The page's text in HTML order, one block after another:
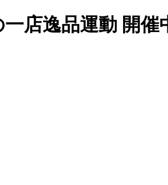
店逸品運動 開催